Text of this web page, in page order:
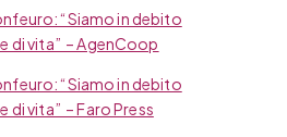
“Siamo in debito
di vita” – AgenCoop
“Siamo in debito
vita” – Faro Press